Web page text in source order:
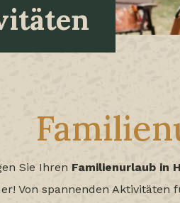
Sie Ihren Familienurlaub in
Von spannenden